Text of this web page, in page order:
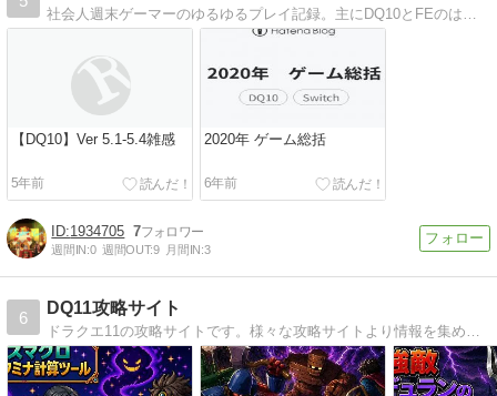
【DQ10】Ver 5.1-5.4雑感
5年前
2020年 ゲーム総括
6年前
1934705 7
週間IN:0 週間OUT:9 月間IN:3
6
DQ11攻略サイト